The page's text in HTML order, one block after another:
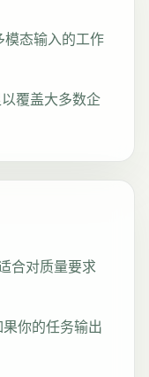
模态输入的工作
覆盖大多数企
合对质量要求
你的任务输出